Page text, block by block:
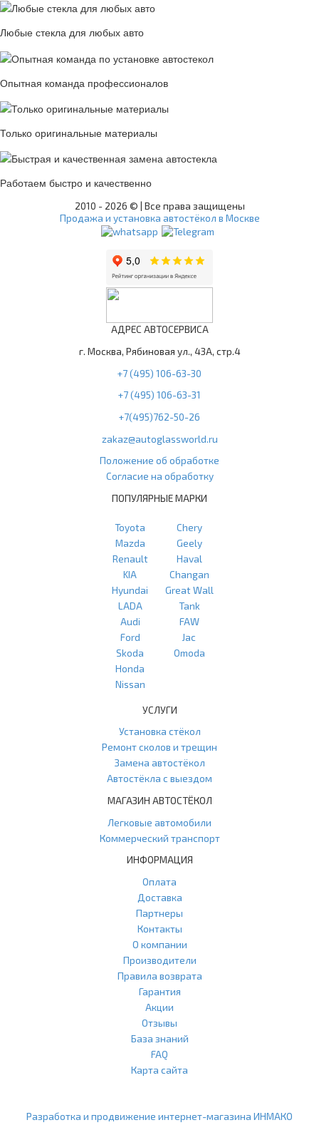
Любые стекла для любых авто
Опытная команда профессионалов
Только оригинальные материалы
Работаем быстро и качественно
2010 - 2026 © | Все права защищены
Продажа и установка автостёкол в Москве
АДРЕС АВТОСЕРВИСА
г. Москва, Рябиновая ул., 43А, стр.4
+7 (495) 106-63-30
+7 (495) 106-63-31
+7(495)762-50-26
zakaz@autoglassworld.ru
Положение об обработке
Согласие на обработку
ПОПУЛЯРНЫЕ МАРКИ
Toyota
Mazda
Renault
KIA
Hyundai
LADA
Audi
Ford
Skoda
Honda
Nissan
Chery
Geely
Haval
Changan
Great Wall
Tank
FAW
Jac
Omoda
УСЛУГИ
Установка стёкол
Ремонт сколов и трещин
Замена автостёкол
Автостёкла с выездом
МАГАЗИН АВТОСТЁКОЛ
Легковые автомобили
Коммерческий транспорт
ИНФОРМАЦИЯ
Оплата
Доставка
Партнеры
Контакты
О компании
Производители
Правила возврата
Гарантия
Акции
Отзывы
База знаний
FAQ
Карта сайта
Разработка и продвижение интернет-магазина ИНМАКО